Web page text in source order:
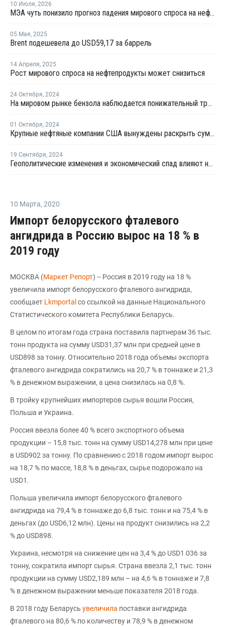
10 Июля, 2026
МЭА чуть понизило прогноз падения мирового спроса на нефть в 2026 году
05 Мая, 2025
Brent подешевела до USD59,17 за баррель
14 Апреля, 2025
Рост мирового спроса на нефтепродукты может снизиться
24 Октября, 2024
На мировом рынке бензола наблюдается понижательный тренд
01 Октября, 2024
Крупные нефтяные компании США вынуждены раскрыть сумму платежей иностранным правительствам
19 Сентября, 2024
Геополитические изменения и экономический спад влияют на цены бензола в Европе
10 Марта, 2020
Импорт белорусского фталевого
ангидрида в Россию вырос на 18 % в
2019 году
МОСКВА (Маркет Репорт) -- Россия в 2019 году на 18 %
увеличила импорт белорусского фталевого ангидрида,
сообщает Lkmportal со ссылкой на данные Национального
Статистического комитета Республики Беларусь.
В целом по итогам года страна поставила партнерам 36 тыс.
тонн продукта на сумму USD31,37 млн при средней цене в
USD898 за тонну. Относительно 2018 года объемы экспорта
фталевого ангидрида сократились на 20,7 % в тоннаже и 21,3
% в денежном выражении, а цена снизилась на 0,8 %.
В тройку крупнейших импортеров сырья вошли Россия,
Польша и Украина.
Россия ввезла более 40 % всего экспортного объема
продукции – 15,8 тыс. тонн на сумму USD14,278 млн при цене
в USD902 за тонну. По сравнению с 2018 годом импорт вырос
на 18,7 % по массе, 18,8 % в деньгах, сырье подорожало на
USD1.
Польша увеличила импорт белорусского фталевого
ангидрида на 79,4 % в тоннаже до 6,8 тыс. тонн и на 75,4 % в
деньгах (до USD6,12 млн). Цены на продукт снизились на 2,2
% до USD898.
Украина, несмотря на снижение цен на 3,4 % до USD1 036 за
тонну, сократила импорт сырья. Страна ввезла 2,1 тыс. тонн
продукции на сумму USD2,189 млн – на 4,6 % в тоннаже и 7,8
% в денежном выражении меньше показателя 2018 года.
В 2018 году Беларусь увеличила поставки ангидрида
фталевого на 80,6 % по количеству и 78,9 % в денежном